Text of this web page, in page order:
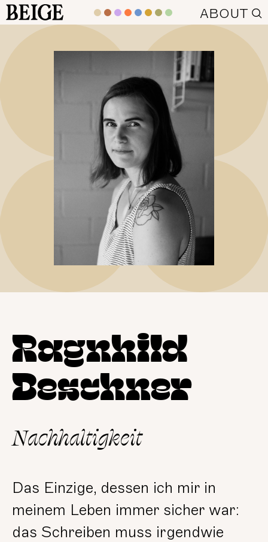
BEIGE ABOUT
Ragnhild
Deschner
Nachhaltigkeit
Das Einzige, dessen ich mir in
meinem Leben immer sicher war:
das Schreiben muss irgendwie